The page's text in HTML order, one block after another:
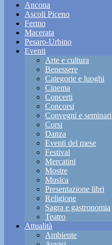
Ancona
Ascoli Piceno
Fermo
Macerata
Pesaro-Urbino
Eventi
Arte e cultura
Benessere
Categorie e luoghi
Cinema
Concerti
Concorsi
Convegni e seminari
Corsi
Danza
Eventi del mese
Festival
Mercatini
Mostre
Musica
Presentazione libri
Religione
Sagra e gastronomia
Teatro
Attualità
Ambiente